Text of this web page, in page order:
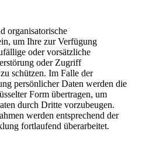
organisatorische
um Ihre zur Verfügung
oder vorsätzliche
oder Zugriff
schützen. Im Falle der
persönlicher Daten werden die
Form übertragen, um
durch Dritte vorzubeugen.
werden entsprechend der
fortlaufend überarbeitet.